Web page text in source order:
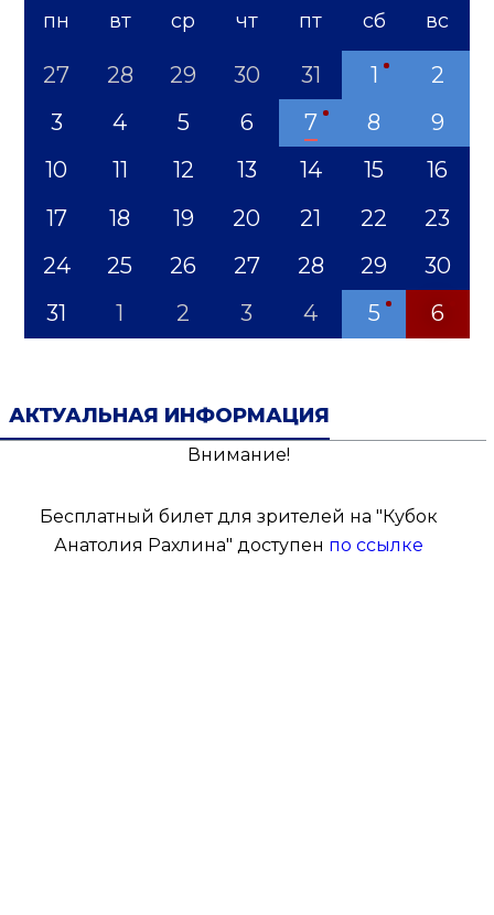
1 3 5 8 10 12
'21 '23 '24 '25 '26 '27 '28 '29 '31
пн вт ср чт пт сб вс
27 28 29 30 31 1
2
3
4 5 6 7 8
9
10
11 12 13 14 15
16
17
18 19 20 21 22
23
24
25 26 27 28 29
30
31
1 2 3 4 5 6
АКТУАЛЬНАЯ ИНФОРМАЦИЯ
Внимание!
Бесплатный билет для зрителей на "Кубок
Анатолия Рахлина" доступен по ссылке